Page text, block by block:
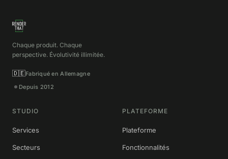
Chaque produit. Chaque
perspective. Évolutivité illimitée.
🇩🇪Fabriqué en Allemagne
Depuis 2012
STUDIO
Services
Secteurs
PLATEFORME
Plateforme
Fonctionnalités